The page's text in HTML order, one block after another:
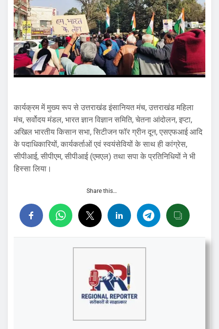
कार्यक्रम में मुख्य रूप से उत्तराखंड इंसानियत मंच, उत्तराखंड महिला
मंच, सर्वोदय मंडल, भारत ज्ञान विज्ञान समिति, चेतना आंदोलन, इप्टा,
अखिल भारतीय किसान सभा, सिटीजन फॉर ग्रीन दून, एसएफआई आदि
के पदाधिकारियों, कार्यकर्ताओं एवं स्वयंसेवियों के साथ ही कांग्रेस,
सीपीआई, सीपीएम, सीपीआई (एमएल) तथा सपा के प्रतिनिधियों ने भी
हिस्सा लिया।
Share this…